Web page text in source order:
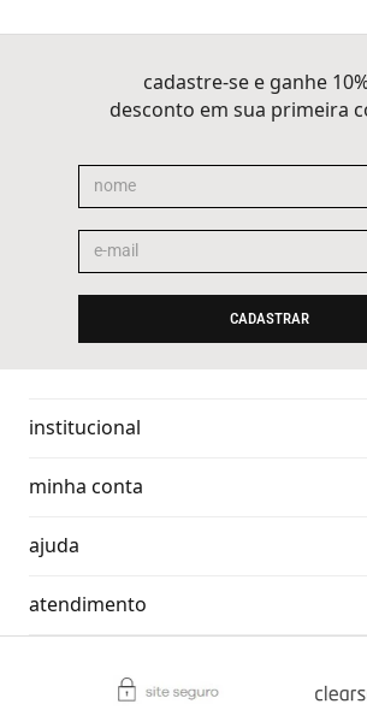
cadastre-se e ganhe
desconto em sua primeira
CADASTRAR
institucional
minha conta
ajuda
atendimento